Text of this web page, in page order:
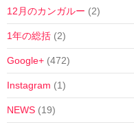
12月のカンガルー (2)
1年の総括 (2)
Google+ (472)
Instagram (1)
NEWS (19)